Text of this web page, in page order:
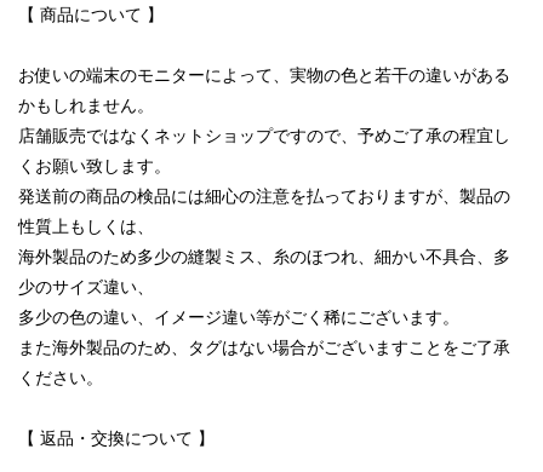
【 商品について 】
お使いの端末のモニターによって、実物の色と若干の違いがある
かもしれません。
店舗販売ではなくネットショップですので、予めご了承の程宜し
くお願い致します。
発送前の商品の検品には細心の注意を払っておりますが、製品の
性質上もしくは、
海外製品のため多少の縫製ミス、糸のほつれ、細かい不具合、多
少のサイズ違い、
多少の色の違い、イメージ違い等がごく稀にございます。
また海外製品のため、タグはない場合がございますことをご了承
ください。
【 返品・交換について 】